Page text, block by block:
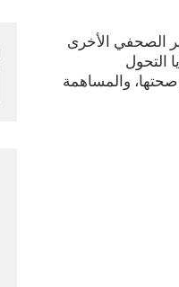
الصحفي الأخرى
التحول
والمساهمة